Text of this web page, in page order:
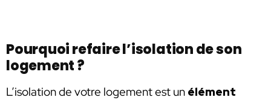
Pourquoi refaire l’isolation de son
logement ?
L’isolation de votre logement est un élément